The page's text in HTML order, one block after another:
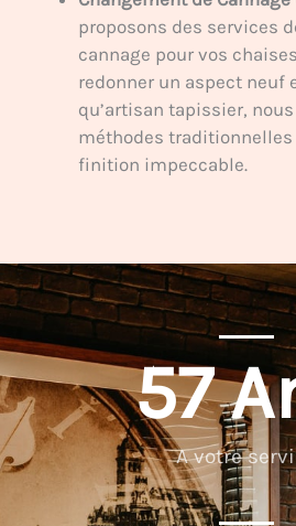
proposons des services
cannage pour vos
redonner un aspect neuf
qu’artisan tapissier,
méthodes
finition impeccable.
A votre
57